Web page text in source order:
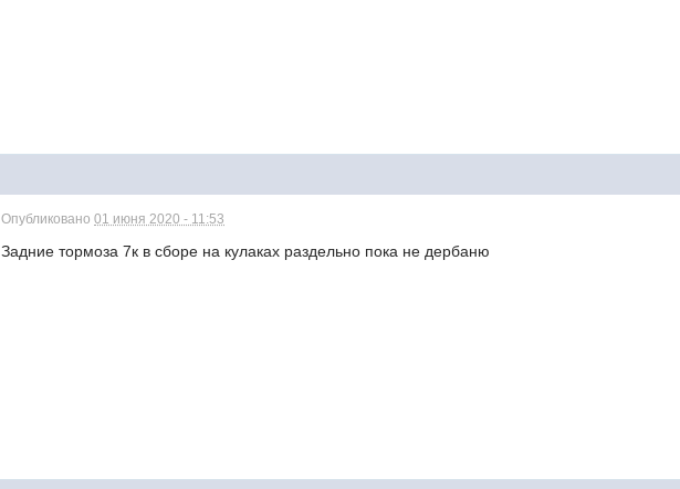
Опубликовано01 июня 2020 - 11:53
Задние тормоза 7к в сборе на кулаках раздельно пока не дербаню